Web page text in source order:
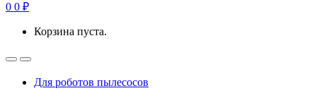
0 0 ₽
Корзина пуста.
Для роботов пылесосов